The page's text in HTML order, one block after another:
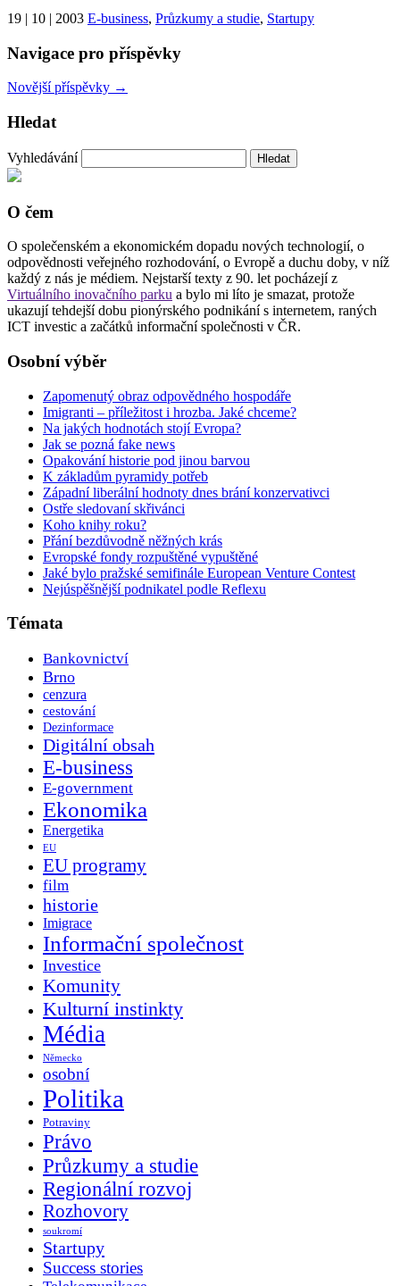
19 | 10 | 2003 E-business, Průzkumy a studie, Startupy
Navigace pro příspěvky
Novější příspěvky →
Hledat
Vyhledávání
O čem
O společenském a ekonomickém dopadu nových technologií, o
odpovědnosti veřejného rozhodování, o Evropě a duchu doby, v níž
každý z nás je médiem. Nejstarší texty z 90. let pocházejí z
Virtuálního inovačního parku a bylo mi líto je smazat, protože
ukazují tehdejší dobu pionýrského podnikání s internetem, raných
ICT investic a začátků informační společnosti v ČR.
Osobní výběr
Zapomenutý obraz odpovědného hospodáře
Imigranti – příležitost i hrozba. Jaké chceme?
Na jakých hodnotách stojí Evropa?
Jak se pozná fake news
Opakování historie pod jinou barvou
K základům pyramidy potřeb
Západní liberální hodnoty dnes brání konzervativci
Ostře sledovaní skřivánci
Koho knihy roku?
Přání bezdůvodně něžných krás
Evropské fondy rozpuštěné vypuštěné
Jaké bylo pražské semifinále European Venture Contest
Nejúspěšnější podnikatel podle Reflexu
Témata
Bankovnictví
Brno
cenzura
cestování
Dezinformace
Digitální obsah
E-business
E-government
Ekonomika
Energetika
EU
EU programy
film
historie
Imigrace
Informační společnost
Investice
Komunity
Kulturní instinkty
Média
Německo
osobní
Politika
Potraviny
Právo
Průzkumy a studie
Regionální rozvoj
Rozhovory
soukromí
Startupy
Success stories